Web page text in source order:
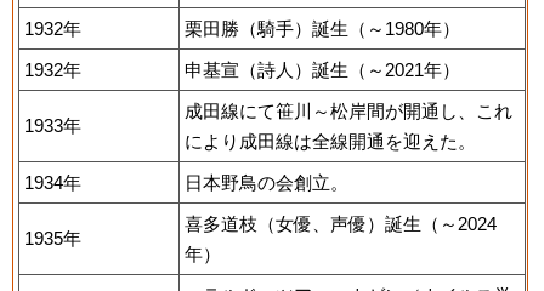
1932年
栗田勝（騎手）誕生（～1980年）
1932年
申基宣（詩人）誕生（～2021年）
1933年
成田線にて笹川～松岸間が開通し、これ
により成田線は全線開通を迎えた。
1934年
日本野鳥の会創立。
1935年
喜多道枝（女優、声優）誕生（～2024
年）